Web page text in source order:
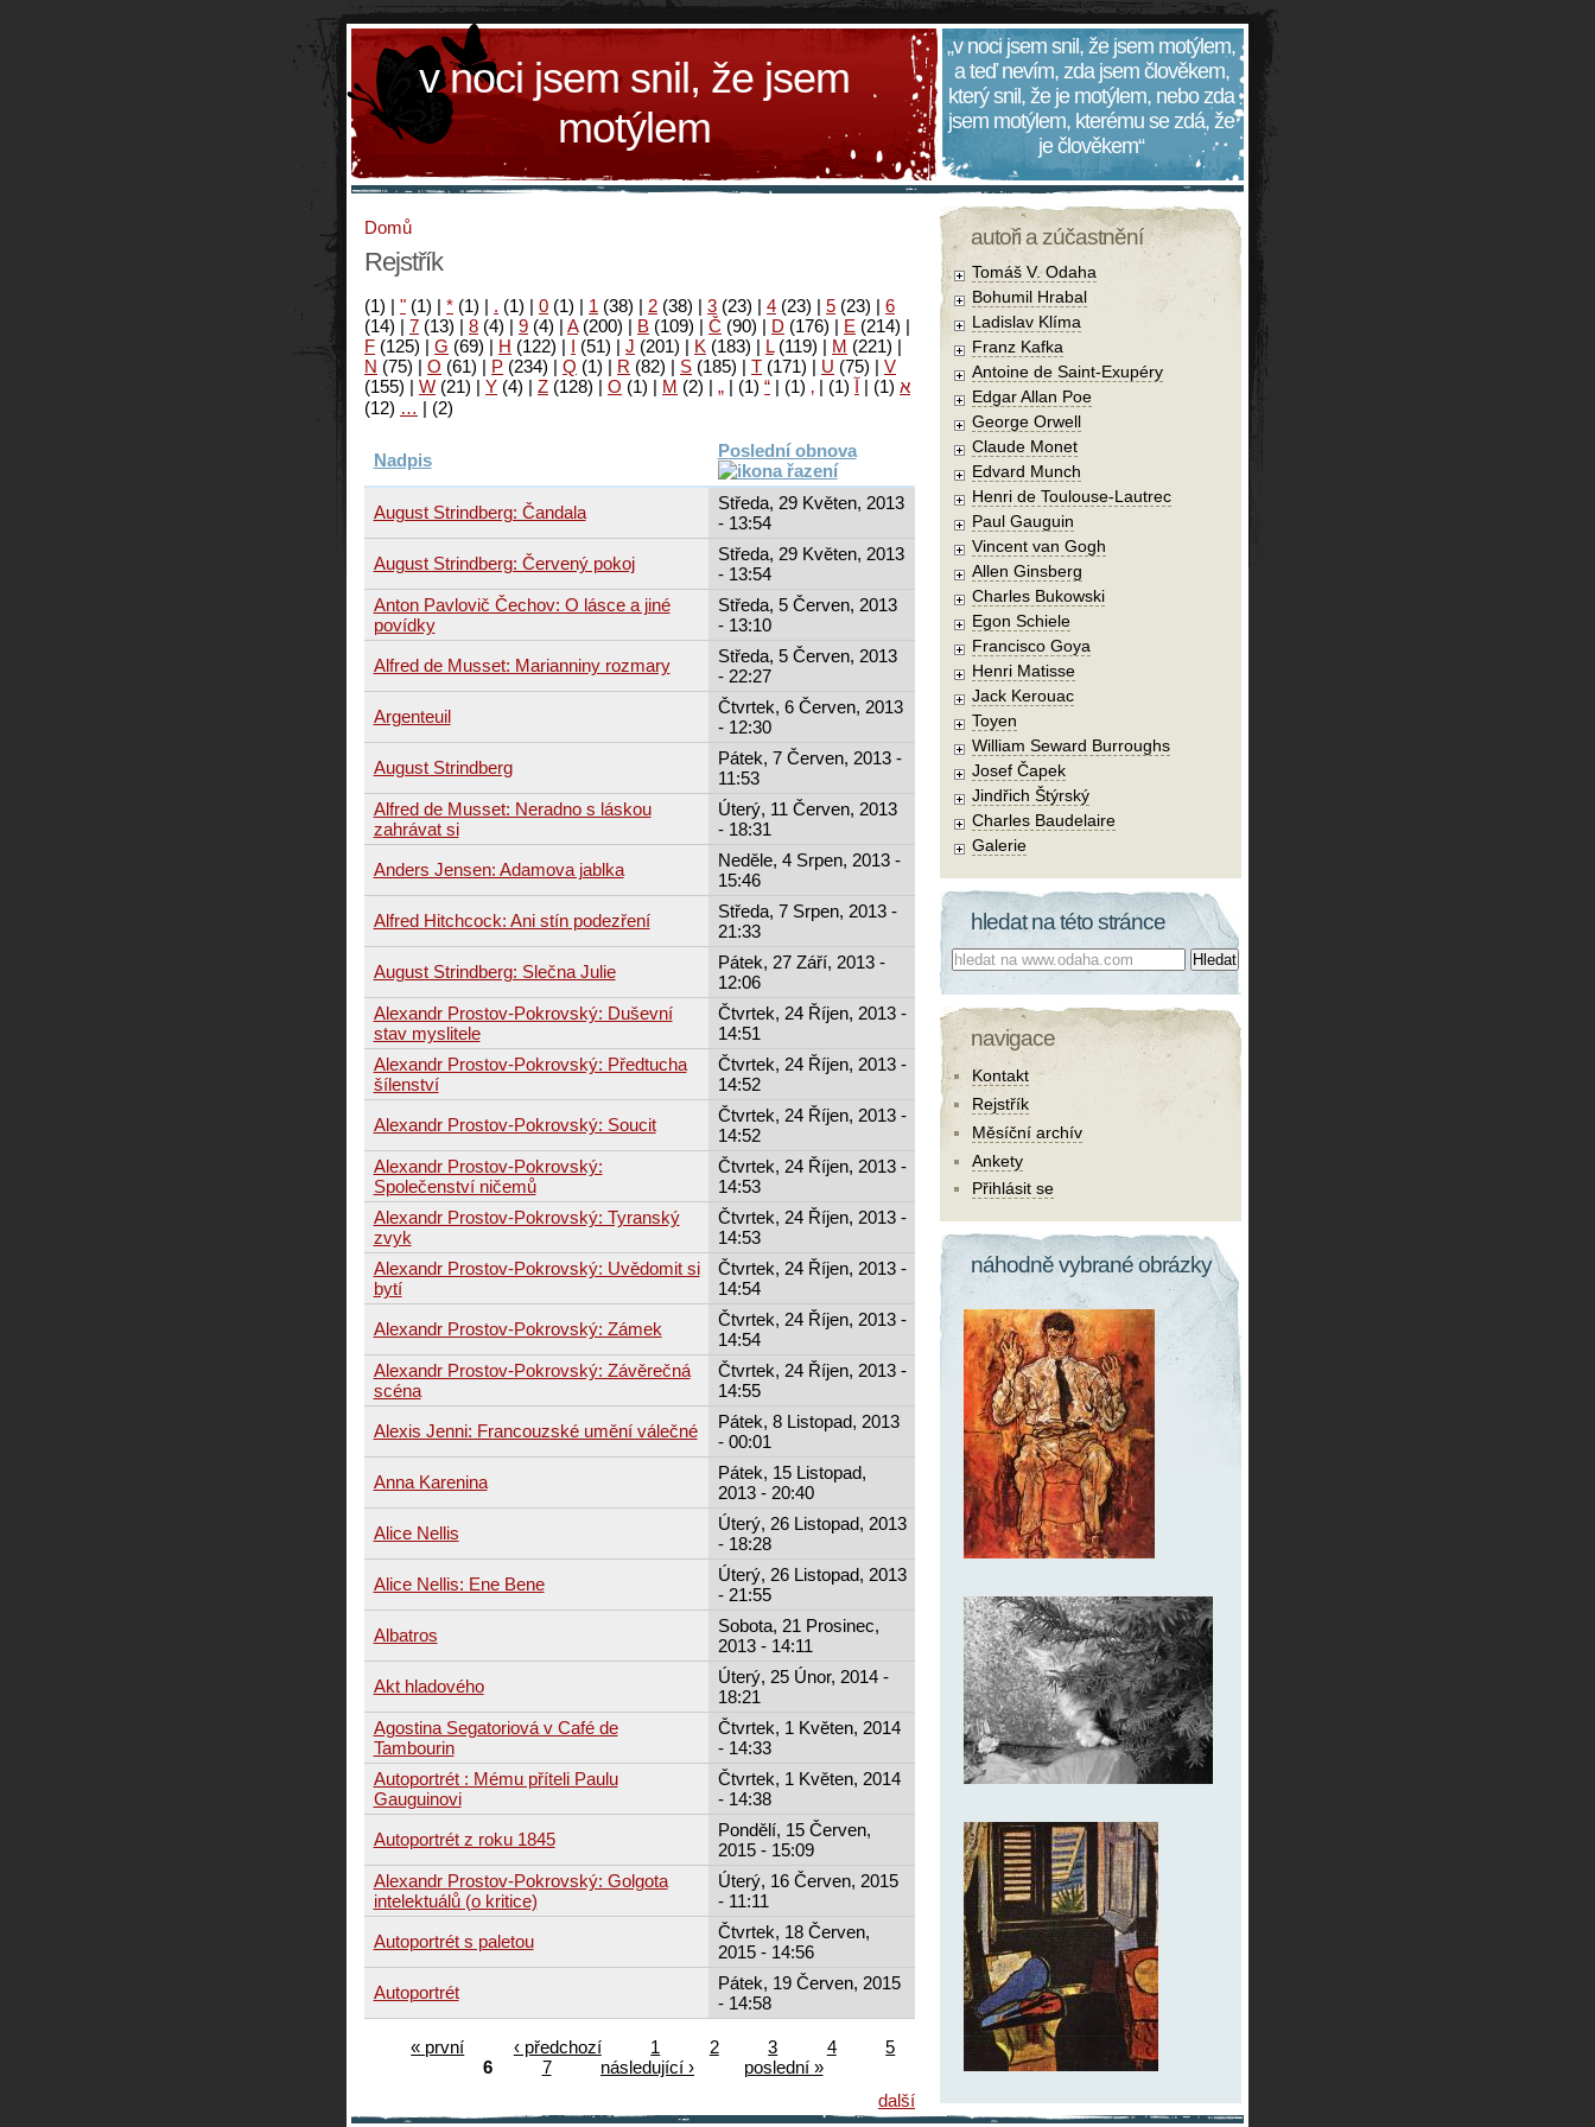
v noci jsem snil, že jsem
motýlem
„v noci jsem snil, že jsem motýlem,
a teď nevím, zda jsem člověkem,
který snil, že je motýlem, nebo zda
jsem motýlem, kterému se zdá, že
je člověkem“
Domů
Rejstřík
(1) | " (1) | * (1) | . (1) | 0 (1) | 1 (38) | 2 (38) | 3 (23) | 4 (23) | 5 (23) | 6
(14) | 7 (13) | 8 (4) | 9 (4) | A(200) | B (109) | Č (90) | D (176) | E (214) |
F (125) | G (69) | H (122) | I (51) | J (201) | K (183) | L(119) | M (221) |
N (75) | O (61) | P (234) | Q (1) | R (82) | S (185) | T (171) | U (75) | V
(155) | W (21) | Y (4) | Z (128) | Ο (1) | М (2) | א (1)
| آ (1)
|
‚
(1)
|
“
(1)
|
„
(2)
|
…
(12)
Nadpis Poslední obnova
August Strindberg: Čandala
Středa, 29 Květen, 2013
- 13:54
August Strindberg: Červený pokoj
Středa, 29 Květen, 2013
- 13:54
Anton Pavlovič Čechov: O lásce a jiné
povídky
Středa, 5 Červen, 2013
- 13:10
Alfred de Musset: Marianniny rozmary
Středa, 5 Červen, 2013
- 22:27
Argenteuil
Čtvrtek, 6 Červen, 2013
- 12:30
August Strindberg
Pátek, 7 Červen, 2013 -
11:53
Alfred de Musset: Neradno s láskou
zahrávat si
Úterý, 11 Červen, 2013
- 18:31
Anders Jensen: Adamova jablka
Neděle, 4 Srpen, 2013 -
15:46
Alfred Hitchcock: Ani stín podezření
Středa, 7 Srpen, 2013 -
21:33
August Strindberg: Slečna Julie
Pátek, 27 Září, 2013 -
12:06
Alexandr Prostov-Pokrovský: Duševní
stav myslitele
Čtvrtek, 24 Říjen, 2013 -
14:51
Alexandr Prostov-Pokrovský: Předtucha
šílenství
Čtvrtek, 24 Říjen, 2013 -
14:52
Alexandr Prostov-Pokrovský: Soucit
Čtvrtek, 24 Říjen, 2013 -
14:52
Alexandr Prostov-Pokrovský:
Společenství ničemů
Čtvrtek, 24 Říjen, 2013 -
14:53
Alexandr Prostov-Pokrovský: Tyranský
zvyk
Čtvrtek, 24 Říjen, 2013 -
14:53
Alexandr Prostov-Pokrovský: Uvědomit si
bytí
Čtvrtek, 24 Říjen, 2013 -
14:54
Alexandr Prostov-Pokrovský: Zámek
Čtvrtek, 24 Říjen, 2013 -
14:54
Alexandr Prostov-Pokrovský: Závěrečná
scéna
Čtvrtek, 24 Říjen, 2013 -
14:55
Alexis Jenni: Francouzské umění válečné
Pátek, 8 Listopad, 2013
- 00:01
Anna Karenina
Pátek, 15 Listopad,
2013 - 20:40
Alice Nellis
Úterý, 26 Listopad, 2013
- 18:28
Alice Nellis: Ene Bene
Úterý, 26 Listopad, 2013
- 21:55
Albatros
Sobota, 21 Prosinec,
2013 - 14:11
Akt hladového
Úterý, 25 Únor, 2014 -
18:21
Agostina Segatoriová v Café de
Tambourin
Čtvrtek, 1 Květen, 2014
- 14:33
Autoportrét : Mému příteli Paulu
Gauguinovi
Čtvrtek, 1 Květen, 2014
- 14:38
Autoportrét z roku 1845
Pondělí, 15 Červen,
2015 - 15:09
Alexandr Prostov-Pokrovský: Golgota
intelektuálů (o kritice)
Úterý, 16 Červen, 2015
- 11:11
Autoportrét s paletou
Čtvrtek, 18 Červen,
2015 - 14:56
Autoportrét
Pátek, 19 Červen, 2015
- 14:58
« první ‹ předchozí 1 2 3 4
5
6
7 následující ›
poslední »
další
autoři a zúčastnění
Tomáš V. Odaha
Bohumil Hrabal
Ladislav Klíma
Franz Kafka
Antoine de Saint-Exupéry
Edgar Allan Poe
George Orwell
Claude Monet
Edvard Munch
Henri de Toulouse-Lautrec
Paul Gauguin
Vincent van Gogh
Allen Ginsberg
Charles Bukowski
Egon Schiele
Francisco Goya
Henri Matisse
Jack Kerouac
Toyen
William Seward Burroughs
Josef Čapek
Jindřich Štýrský
Charles Baudelaire
Galerie
hledat na této stránce
Co hledat:
navigace
Kontakt
Rejstřík
Měsíční archív
Ankety
Přihlásit se
náhodně vybrané obrázky